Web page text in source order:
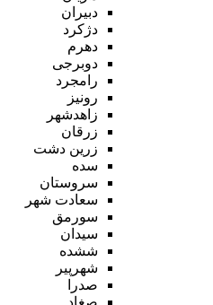
دبیران
دژکرد
دهرم
دوبرجی
رامجرد
رونیز
زاهدشهر
زرقان
زرین دشت
سده
سروستان
سعادت شهر
سورمق
سیدان
ششده
شهرپیر
صدرا
صغاد